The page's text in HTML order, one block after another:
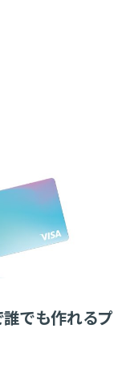
でも作れるプ